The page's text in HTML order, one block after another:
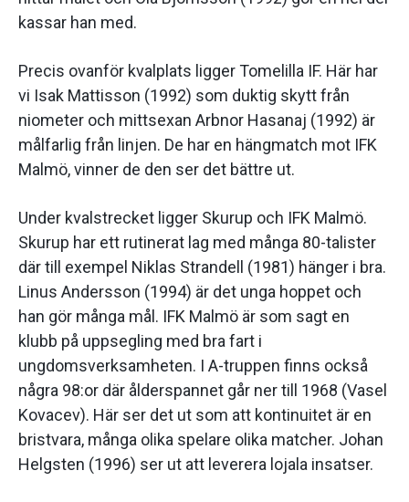
kassar han med.
Precis ovanför kvalplats ligger Tomelilla IF. Här har
vi Isak Mattisson (1992) som duktig skytt från
niometer och mittsexan Arbnor Hasanaj (1992) är
målfarlig från linjen. De har en hängmatch mot IFK
Malmö, vinner de den ser det bättre ut.
Under kvalstrecket ligger Skurup och IFK Malmö.
Skurup har ett rutinerat lag med många 80-talister
där till exempel Niklas Strandell (1981) hänger i bra.
Linus Andersson (1994) är det unga hoppet och
han gör många mål. IFK Malmö är som sagt en
klubb på uppsegling med bra fart i
ungdomsverksamheten. I A-truppen finns också
några 98:or där ålderspannet går ner till 1968 (Vasel
Kovacev). Här ser det ut som att kontinuitet är en
bristvara, många olika spelare olika matcher. Johan
Helgsten (1996) ser ut att leverera lojala insatser.